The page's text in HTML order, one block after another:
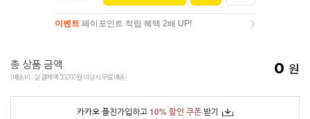
이벤트 페이포인트 적립 혜택 2배 UP!
총 상품 금액
(배송비 : 실 결제액 50,000원 이상시 무료배송) 0 원
카카오 플친가입하고10% 할인 쿠폰 받기